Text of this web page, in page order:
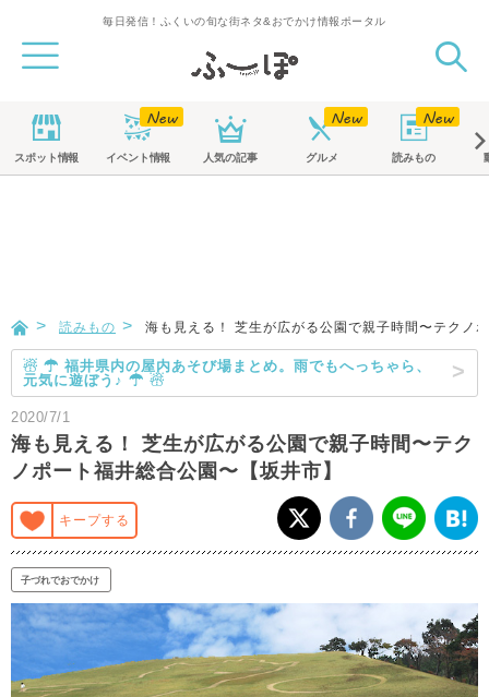
毎日発信！ふくいの旬な街ネタ&おでかけ情報ポータル
スポット情報 イベント情報 人気の記事 グルメ 読みもの
読みもの 海も見える！ 芝生が広がる公園で親子時間〜テクノ
☃ ☂ 福井県内の屋内あそび場まとめ。雨でもへっちゃら、
元気に遊ぼう♪ ☂ ☃
2020/7/1
海も見える！ 芝生が広がる公園で親子時間〜テク
ノポート福井総合公園〜【坂井市】
キープする
子づれでおでかけ